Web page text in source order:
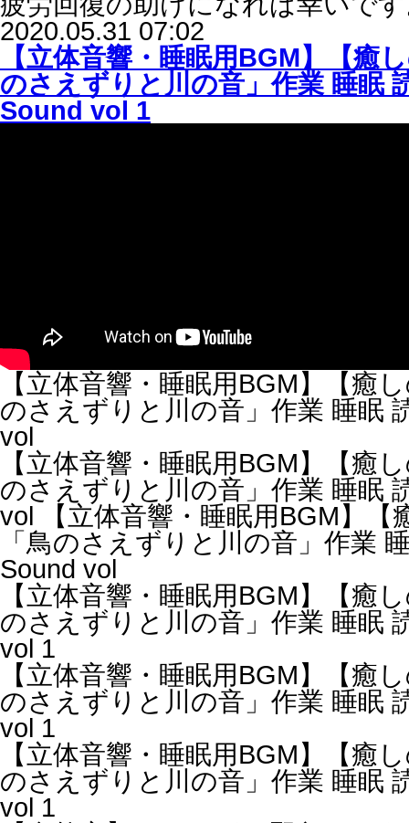
2020.05.31 07:02
【立体音響・睡眠用BGM】【癒
のさえずりと川の音」作業 睡眠
Sound vol 1
【立体音響・睡眠用BGM】【癒
のさえずりと川の音」作業 睡眠
vol
【立体音響・睡眠用BGM】【癒
のさえずりと川の音」作業 睡眠
vol 【立体音響・睡眠用BGM】
「鳥のさえずりと川の音」作業
Sound vol
【立体音響・睡眠用BGM】【癒
のさえずりと川の音」作業 睡眠
vol 1
【立体音響・睡眠用BGM】【癒
のさえずりと川の音」作業 睡眠
vol 1
【立体音響・睡眠用BGM】【癒
のさえずりと川の音」作業 睡眠
vol 1